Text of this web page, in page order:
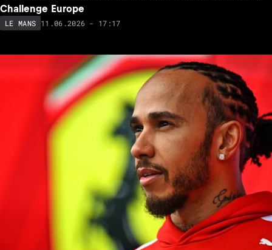
Challenge Europe
LE MANS 11.06.2026 - 17:17